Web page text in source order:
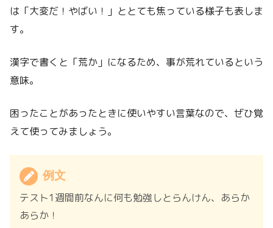
は「大変だ！やばい！」ととても焦っている様子も表しま
す。
漢字で書くと「荒か」になるため、事が荒れているという
意味。
困ったことがあったときに使いやすい言葉なので、ぜひ覚
えて使ってみましょう。
例文
テスト1週間前なんに何も勉強しとらんけん、あらか
あらか！